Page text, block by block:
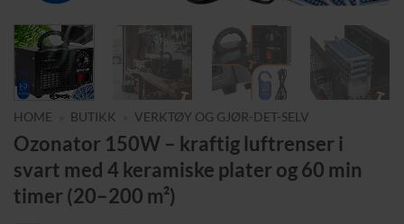
HOME BUTIKK VERKTØY OG GJØR-DET-SELV
Ozonator 150W – kraftig luftrenser i
svart med 4 keramiske plater og 60 min
timer (20–200 m²)